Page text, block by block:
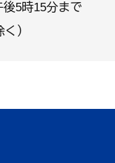
5時15分まで
）